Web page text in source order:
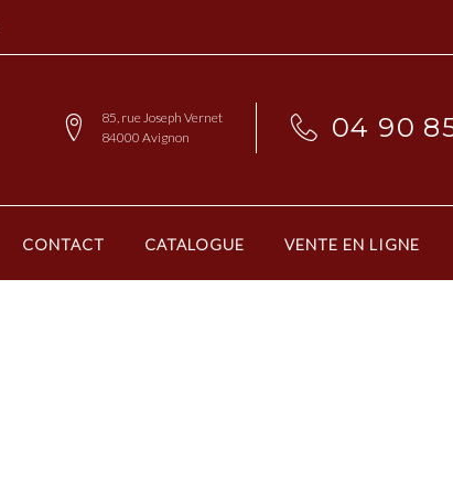
85, rue Joseph Vernet
84000 Avignon
04 90
CONTACT CATALOGUE VENTE EN LIGNE